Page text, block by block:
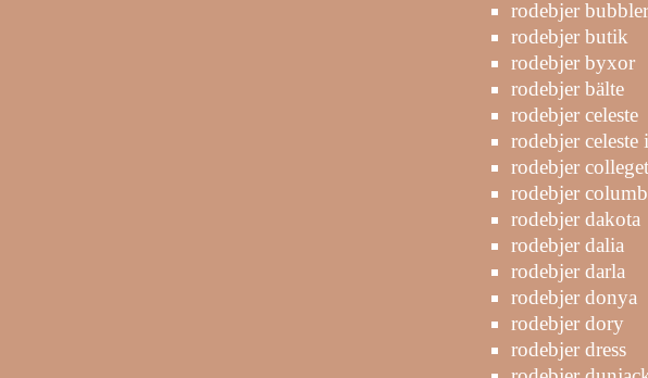
rodebjer
rodebjer butik
rodebjer byxor
rodebjer bälte
rodebjer celeste
rodebjer celeste
rodebjer
rodebjer
rodebjer dakota
rodebjer dalia
rodebjer darla
rodebjer donya
rodebjer dory
rodebjer dress